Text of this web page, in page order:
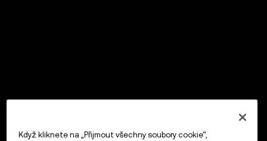
Když kliknete na „Přijmout všechny soubory cookie“,